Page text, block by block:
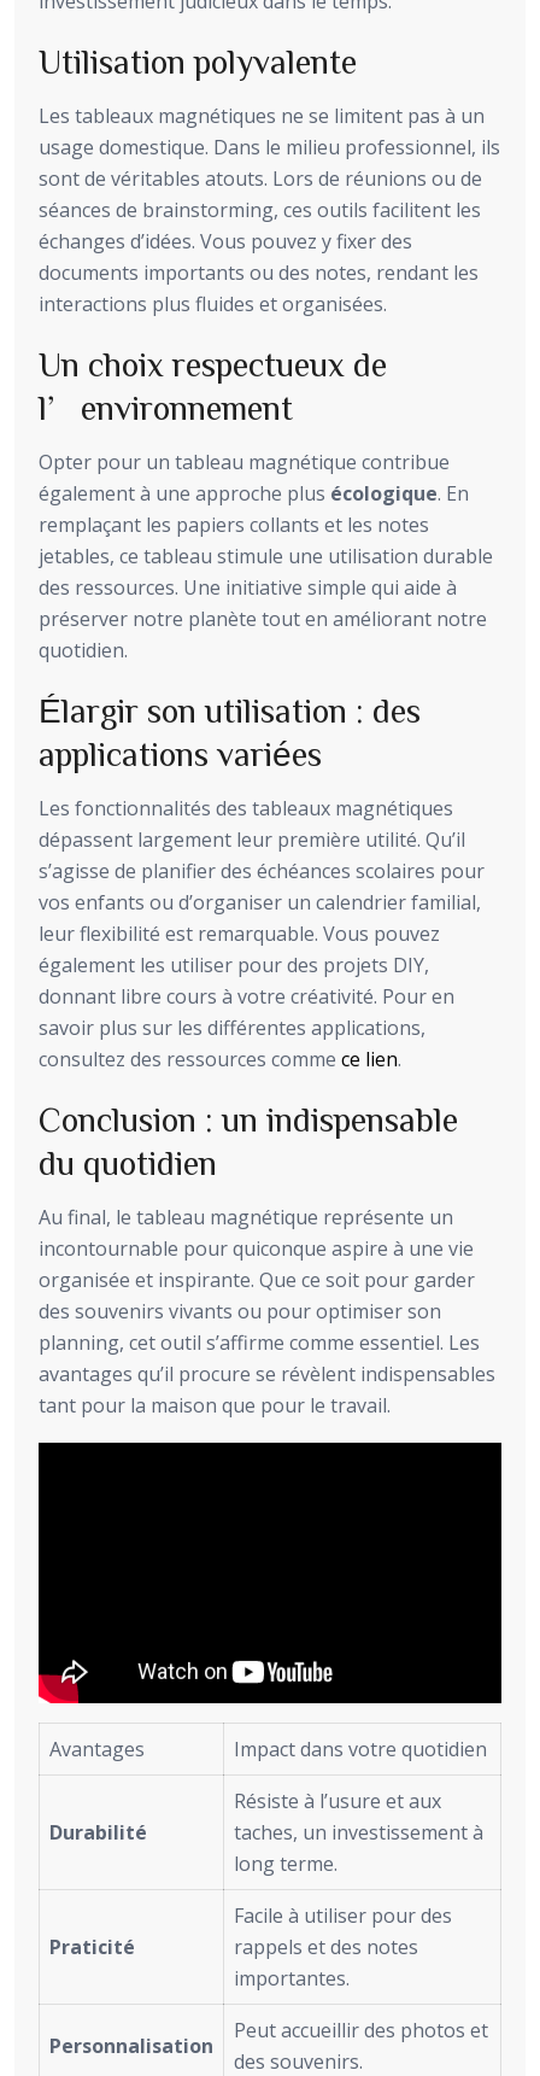
Utilisation polyvalente
Les tableaux magnétiques ne se limitent pas à un
usage domestique. Dans le milieu professionnel, ils
sont de véritables atouts. Lors de réunions ou de
séances de brainstorming, ces outils facilitent les
échanges d’idées. Vous pouvez y fixer des
documents importants ou des notes, rendant les
interactions plus fluides et organisées.
Un choix respectueux de
l’environnement
Opter pour un tableau magnétique contribue
également à une approche plus écologique. En
remplaçant les papiers collants et les notes
jetables, ce tableau stimule une utilisation durable
des ressources. Une initiative simple qui aide à
préserver notre planète tout en améliorant notre
quotidien.
Élargir son utilisation : des
applications variées
Les fonctionnalités des tableaux magnétiques
dépassent largement leur première utilité. Qu’il
s’agisse de planifier des échéances scolaires pour
vos enfants ou d’organiser un calendrier familial,
leur flexibilité est remarquable. Vous pouvez
également les utiliser pour des projets DIY,
donnant libre cours à votre créativité. Pour en
savoir plus sur les différentes applications,
consultez des ressources comme ce lien.
Conclusion : un indispensable
du quotidien
Au final, le tableau magnétique représente un
incontournable pour quiconque aspire à une vie
organisée et inspirante. Que ce soit pour garder
des souvenirs vivants ou pour optimiser son
planning, cet outil s’affirme comme essentiel. Les
avantages qu’il procure se révèlent indispensables
tant pour la maison que pour le travail.
Avantages Impact dans votre quotidien
Durabilité
Résiste à l’usure et aux
taches, un investissement à
long terme.
Praticité
Facile à utiliser pour des
rappels et des notes
importantes.
Personnalisation
Peut accueillir des photos et
des souvenirs.